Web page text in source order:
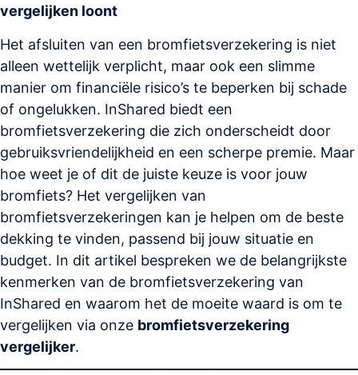
vergelijken loont
Het afsluiten van een bromfietsverzekering is niet
alleen wettelijk verplicht, maar ook een slimme
manier om financiële risico’s te beperken bij schade
of ongelukken. InShared biedt een
bromfietsverzekering die zich onderscheidt door
gebruiksvriendelijkheid en een scherpe premie. Maar
hoe weet je of dit de juiste keuze is voor jouw
bromfiets? Het vergelijken van
bromfietsverzekeringen kan je helpen om de beste
dekking te vinden, passend bij jouw situatie en
budget. In dit artikel bespreken we de belangrijkste
kenmerken van de bromfietsverzekering van
InShared en waarom het de moeite waard is om te
vergelijken via onze bromfietsverzekering
vergelijker.